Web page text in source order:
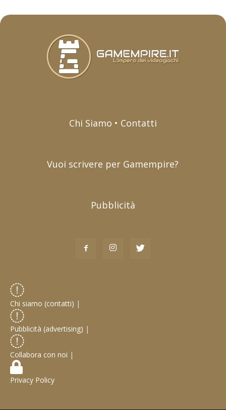
Chi Siamo • Contatti
Vuoi scrivere per Gamempire?
Pubblicità
Chi siamo (contatti) |
Pubblicità (advertising) |
Collabora con noi |
Privacy Policy